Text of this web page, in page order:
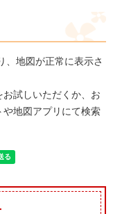
、地図が正常に表示さ
試しいただくか、お
地図アプリにて検索